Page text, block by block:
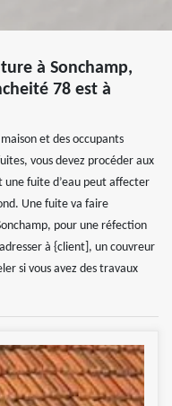
à Sonchamp,
78 est à
et des occupants
vous devez procéder aux
fuite d’eau peut affecter
Une fuite va faire
pour une réfection
à {client], un couvreur
si vous avez des travaux